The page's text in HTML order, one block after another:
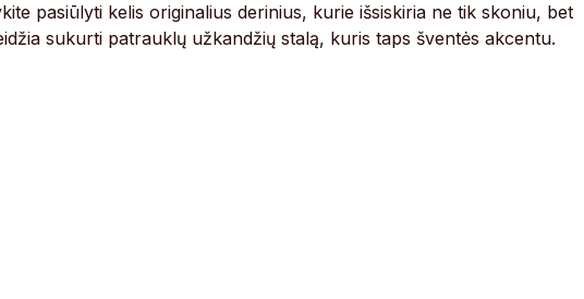
pasiūlyti kelis originalius derinius, kurie išsiskiria ne tik skoniu, bet
sukurti patrauklų užkandžių stalą, kuris taps šventės akcentu.